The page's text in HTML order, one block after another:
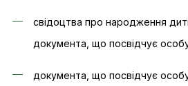
свідоцтва про народження
документа, що посвідчує
документа, що посвідчує